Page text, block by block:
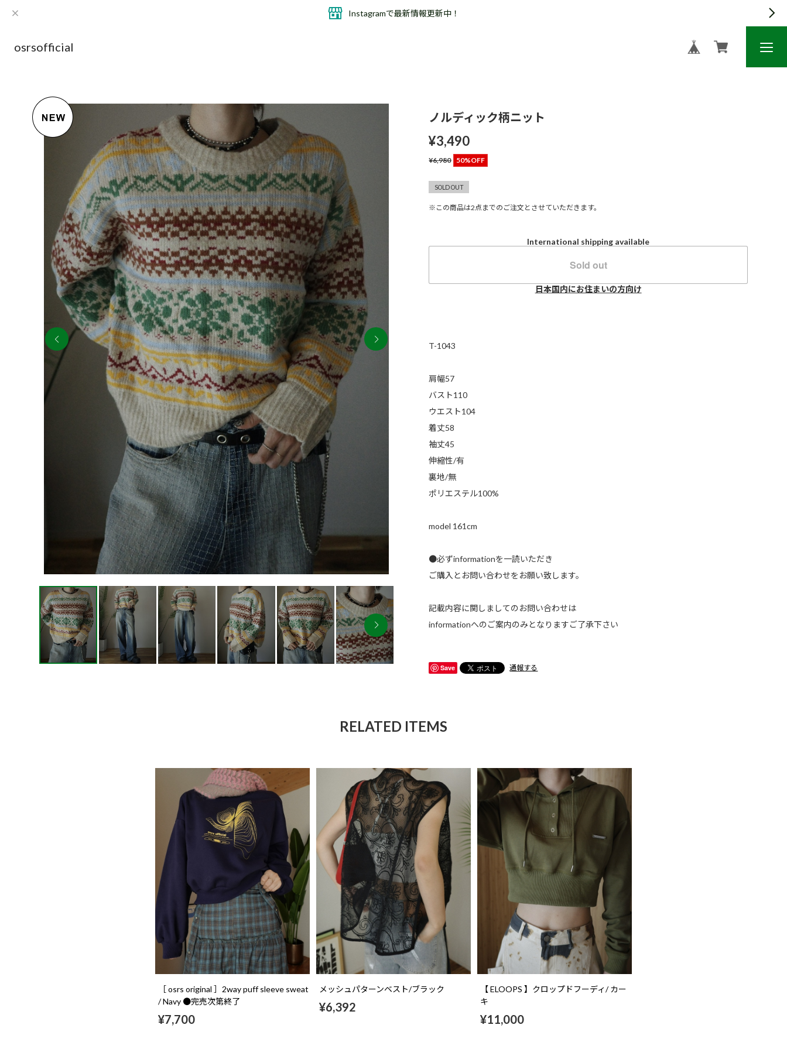
Instagramで最新情報更新中！
osrsofficial
ノルディック柄ニット
¥3,490
¥6,980 50%OFF
SOLD OUT
※この商品は2点までのご注文とさせていただきます。
International shipping available
Sold out
日本国内にお住まいの方向け
T-1043
肩幅57
バスト110
ウエスト104
着丈58
袖丈45
伸縮性/有
裏地/無
ポリエステル100%
model 161cm
●必ずinformationを一読いただき
ご購入とお問い合わせをお願い致します。
記載内容に関しましてのお問い合わせは
informationへのご案内のみとなりますご了承下さい
Save 通報する
RELATED ITEMS
［ osrs original ］2way puff sleeve sweat
/ Navy ●完売次第終了
¥7,700
メッシュパターンベスト/ブラック
¥6,392
【 ELOOPS 】クロップドフーディ/ カー
キ
¥11,000